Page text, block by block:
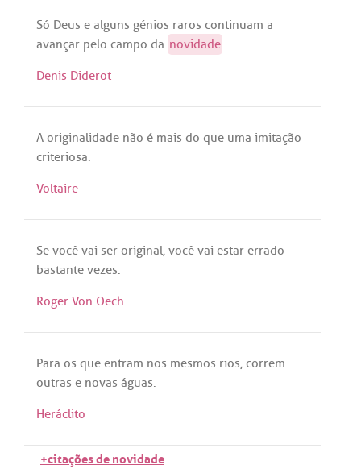
Só Deus e alguns génios raros continuam a
avançar pelo campo da novidade.
Denis Diderot
A originalidade não é mais do que uma imitação
criteriosa.
Voltaire
Se você vai ser original, você vai estar errado
bastante vezes.
Roger Von Oech
Para os que entram nos mesmos rios, correm
outras e novas águas.
Heráclito
+citações de novidade